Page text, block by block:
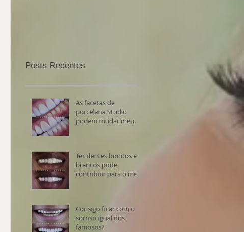
Posts Recentes
As facetas de
porcelana Studio
podem mudar meu
Ter dentes bonitos e
brancos pode
contribuir para o meu
Consigo ficar com o
sorriso igual dos
famosos?